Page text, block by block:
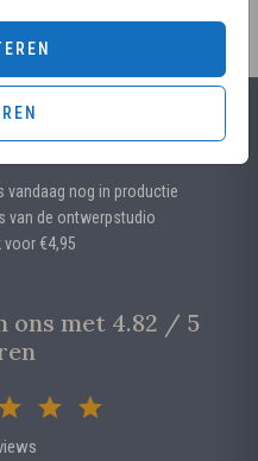
moment
vandaag nog in productie
van de ontwerpstudio
voor €4,95
ons met 4.82 / 5